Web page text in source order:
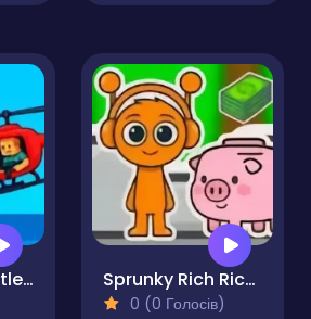
Helicopter Battle Steve 2 Player Sprunky Rich Rich Rich
0 (0 Голосів)